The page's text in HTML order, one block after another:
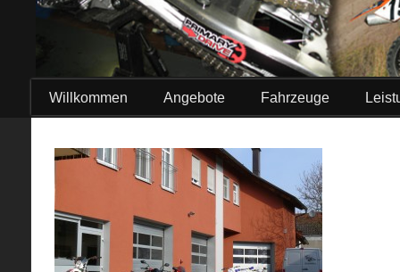
Willkommen Angebote Fahrzeuge